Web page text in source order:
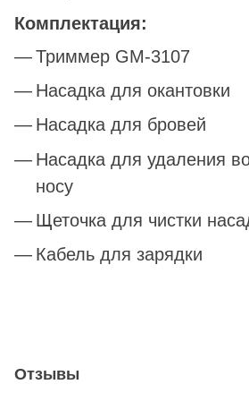
Комплектация:
Триммер GM-3107
Насадка для окантовки
Насадка для бровей
Насадка для удаления
носу
Щеточка для чистки
Кабель для зарядки
Отзывы